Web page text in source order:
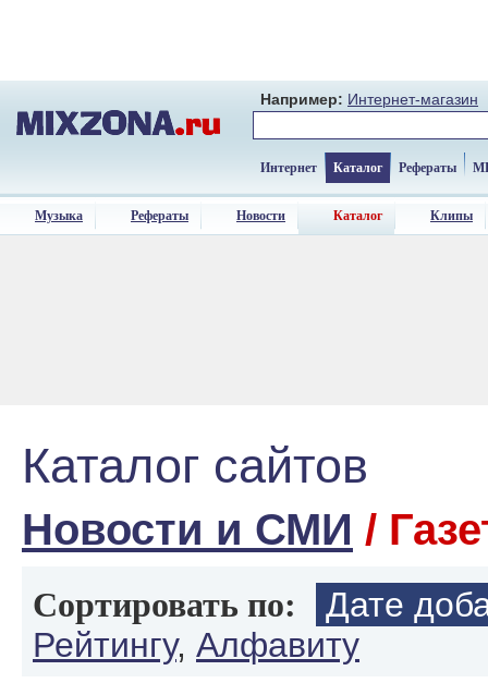
Например: Интернет-магазин
Интернет Каталог Рефераты
Музыка Рефераты Новости Каталог Клипы
Каталог сайтов
Новости и СМИ /
Сортировать по:
Дате
Рейтингу, Алфавиту